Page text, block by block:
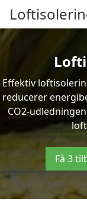
Effektiv
reducerer
CO2-
Få 3